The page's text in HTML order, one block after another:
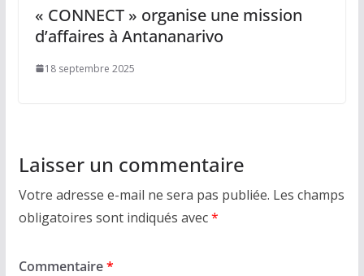
« CONNECT » organise une mission
d’affaires à Antananarivo
18 septembre 2025
Laisser un commentaire
Votre adresse e-mail ne sera pas publiée. Les champs
obligatoires sont indiqués avec*
Commentaire*